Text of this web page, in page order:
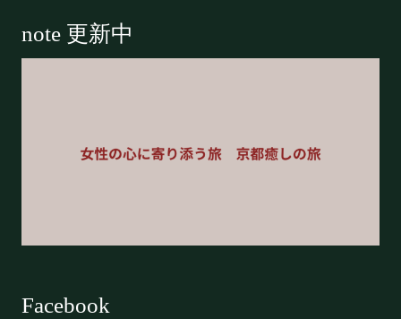
note 更新中
Facebook